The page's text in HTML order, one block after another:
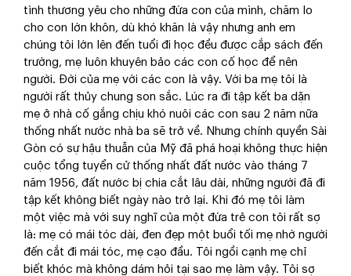
tình thương yêu cho những đứa con của mình, chăm lo
cho con lớn khôn, dù khó khăn là vậy nhưng anh em
chúng tôi lớn lên đến tuổi đi học đều được cắp sách đến
trường, mẹ luôn khuyên bảo các con cố học để nên
người. Đời của mẹ với các con là vậy. Với ba mẹ tôi là
người rất thủy chung son sắc. Lúc ra đi tập kết ba dặn
mẹ ở nhà cố gắng chịu khó nuôi các con sau 2 năm nữa
thống nhất nước nhà ba sẽ trở về. Nhưng chính quyền Sài
Gòn có sự hậu thuẫn của Mỹ đã phá hoại không thực hiện
cuộc tổng tuyển cử thống nhất đất nước vào tháng 7
năm 1956, đất nước bị chia cắt lâu dài, những người đã đi
tập kết không biết ngày nào trở lại. Khi đó mẹ tôi làm
một việc mà với suy nghĩ của một đứa trẻ con tôi rất sợ
là: mẹ có mái tóc dài, đen đẹp một buổi tối mẹ nhờ người
đến cắt đi mái tóc, mẹ cạo đầu. Tôi ngồi cạnh mẹ chỉ
biết khóc mà không dám hỏi tại sao mẹ làm vậy. Tôi sợ